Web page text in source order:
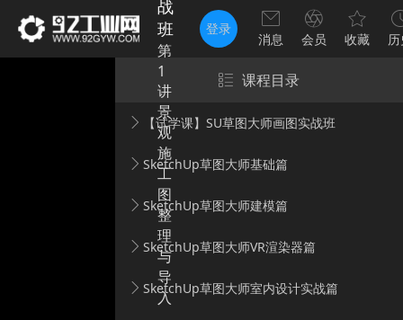
战
班
第
1
讲
景
观
施
工
图
整
理
与
导
入
登录
消息 会员 收藏
课程目录
【试学课】SU草图大师画图实战班
SketchUp草图大师基础篇
SketchUp草图大师建模篇
SketchUp草图大师VR渲染器篇
SketchUp草图大师室内设计实战篇